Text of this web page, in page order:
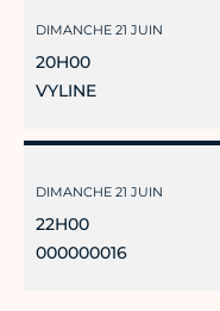
DIMANCHE 21 JUIN
20H00
VYLINE
DIMANCHE 21 JUIN
22H00
000000016